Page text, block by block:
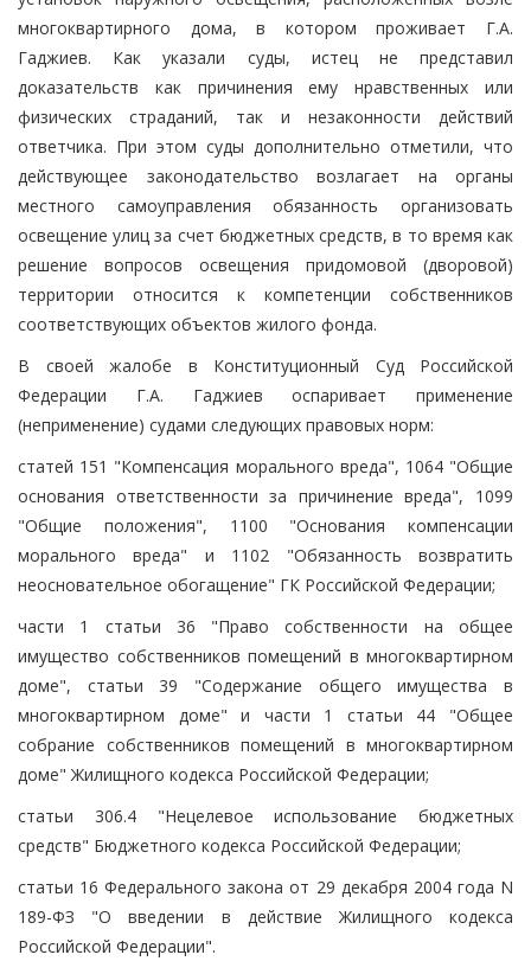
многоквартирного дома, в котором проживает Г.А.
Гаджиев. Как указали суды, истец не представил
доказательств как причинения ему нравственных или
физических страданий, так и незаконности действий
ответчика. При этом суды дополнительно отметили, что
действующее законодательство возлагает на органы
местного самоуправления обязанность организовать
освещение улиц за счет бюджетных средств, в то время как
решение вопросов освещения придомовой (дворовой)
территории относится к компетенции собственников
соответствующих объектов жилого фонда.
В своей жалобе в Конституционный Суд Российской
Федерации Г.А. Гаджиев оспаривает применение
(неприменение) судами следующих правовых норм:
статей 151 "Компенсация морального вреда", 1064 "Общие
основания ответственности за причинение вреда", 1099
"Общие положения", 1100 "Основания компенсации
морального вреда" и 1102 "Обязанность возвратить
неосновательное обогащение" ГК Российской Федерации;
части 1 статьи 36 "Право собственности на общее
имущество собственников помещений в многоквартирном
доме", статьи 39 "Содержание общего имущества в
многоквартирном доме" и части 1 статьи 44 "Общее
собрание собственников помещений в многоквартирном
доме" Жилищного кодекса Российской Федерации;
статьи 306.4 "Нецелевое использование бюджетных
средств" Бюджетного кодекса Российской Федерации;
статьи 16 Федерального закона от 29 декабря 2004 года N
189-ФЗ "О введении в действие Жилищного кодекса
Российской Федерации".